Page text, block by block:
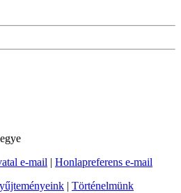
e-mail | Honlapreferens e-mail
| Történelmünk